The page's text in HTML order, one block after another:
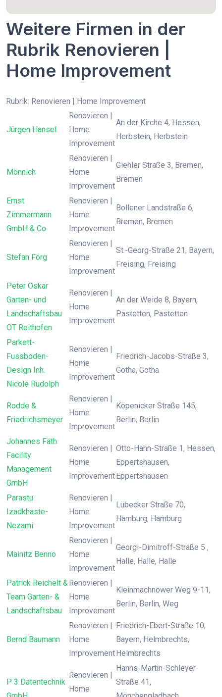
Weitere Firmen in der
Rubrik Renovieren |
Home Improvement
Rubrik: Renovieren | Home Improvement
Jürgen Hansel
Renovieren |
Home
Improvement
An der Kirche 4, Hessen,
Herbstein, Herbstein
Mönnich
Renovieren |
Home
Improvement
Giehler Straße 3, Bremen,
Bremen
Ernst
Zimmermann
GmbH & Co
Renovieren |
Home
Improvement
Bollener Landstraße 6,
Bremen, Bremen
Stefan Förg
Renovieren |
Home
Improvement
St.-Georg-Straße 21, Bayern,
Freising, Freising
Peter Oskar
Garten- und
Landschaftsbau
OT Reithofen
Renovieren |
Home
Improvement
An der Weide 8, Bayern,
Pastetten, Pastetten
Parkett-
Fussboden-
Design Inh.
Nicole Rudolph
Renovieren |
Home
Improvement
Friedrich-Jacobs-Straße 3,
Gotha, Gotha
Rodde &
Friedrichsmeyer
Renovieren |
Home
Improvement
Köpenicker Straße 145,
Berlin, Berlin
Johannes Fäth
Facility
Management
GmbH
Renovieren |
Home
Improvement
Otto-Hahn-Straße 1, Hessen,
Eppertshausen,
Eppertshausen
Parastu
Izadkhaste-
Nezami
Renovieren |
Home
Improvement
Lübecker Straße 70,
Hamburg, Hamburg
Mainitz Benno
Renovieren |
Home
Improvement
Georgi-Dimitroff-Straße 5 ,
Halle, Halle, Halle
Patrick Reichelt &
Team Garten- &
Landschaftsbau
Renovieren |
Home
Improvement
Kleinmachnower Weg 9-11,
Berlin, Berlin, Weg
Bernd Baumann
Renovieren |
Home
Improvement
Friedrich-Ebert-Straße 10,
Bayern, Helmbrechts,
Helmbrechts
P 3 Datentechnik
Renovieren |
Home
Hanns-Martin-Schleyer-
Straße 41,